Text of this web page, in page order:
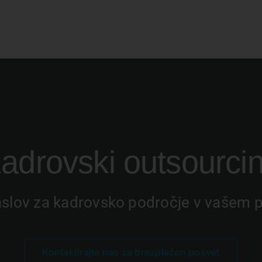
za kadrovsko področje v vašem
Kontaktirajte nas za brezplačen posvet